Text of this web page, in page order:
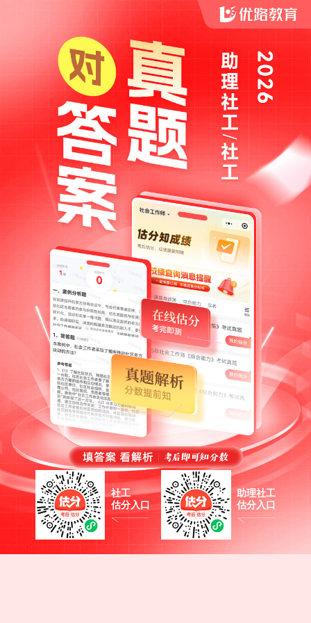
社工
估分入口
助理社工
估分入口